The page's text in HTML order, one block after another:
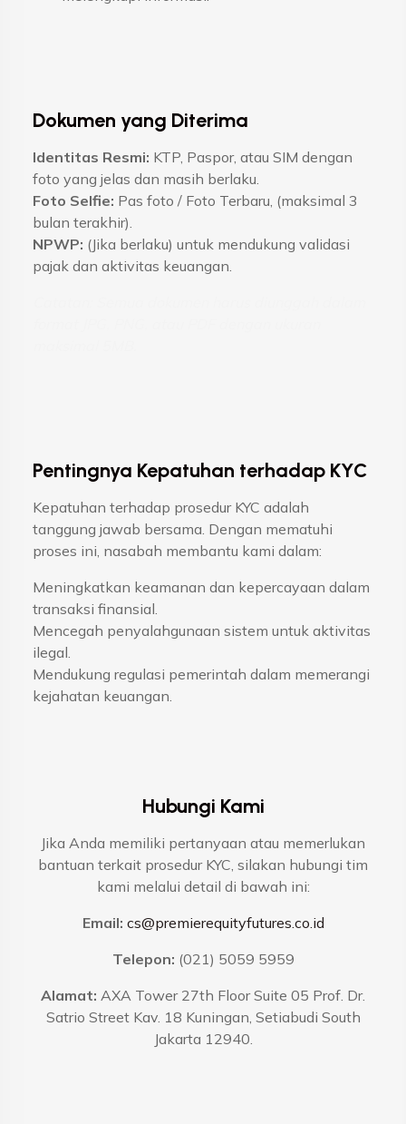
Dokumen yang Diterima
Identitas Resmi: KTP, Paspor, atau SIM dengan
foto yang jelas dan masih berlaku.
Foto Selfie: Pas foto / Foto Terbaru, (maksimal 3
bulan terakhir).
NPWP: (Jika berlaku) untuk mendukung validasi
pajak dan aktivitas keuangan.
Pentingnya Kepatuhan terhadap KYC
Kepatuhan terhadap prosedur KYC adalah
tanggung jawab bersama. Dengan mematuhi
proses ini, nasabah membantu kami dalam:
Meningkatkan keamanan dan kepercayaan dalam
transaksi finansial.
Mencegah penyalahgunaan sistem untuk aktivitas
ilegal.
Mendukung regulasi pemerintah dalam memerangi
kejahatan keuangan.
Hubungi Kami
Jika Anda memiliki pertanyaan atau memerlukan
bantuan terkait prosedur KYC, silakan hubungi tim
kami melalui detail di bawah ini:
Email: cs@premierequityfutures.co.id
Telepon: (021) 5059 5959
Alamat: AXA Tower 27th Floor Suite 05 Prof. Dr.
Satrio Street Kav. 18 Kuningan, Setiabudi South
Jakarta 12940.